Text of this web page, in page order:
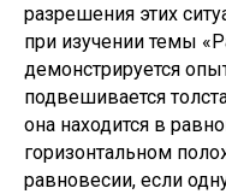
разрешения этих
при изучении темы
демонстрируется
подвешивается
она находится в
горизонтальном
равновесии, если